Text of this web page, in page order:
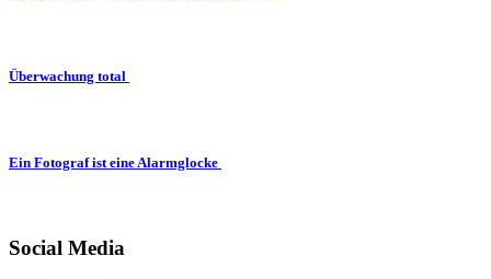
Überwachung total
Ein Fotograf ist eine Alarmglocke
Social Media